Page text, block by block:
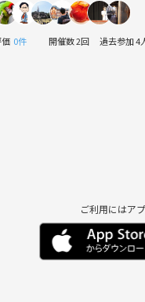
0件 開催数 2回 過去参加 4
ご利用にはア